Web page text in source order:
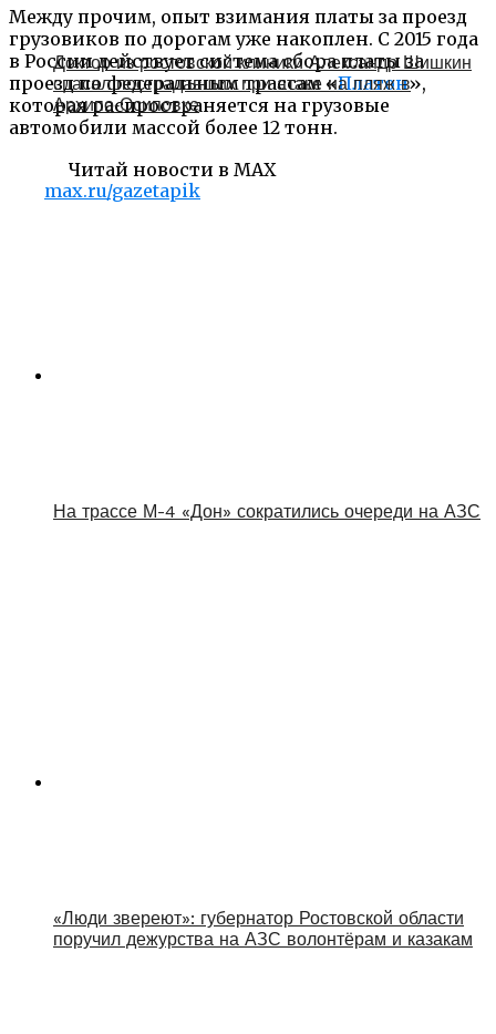
Между прочим, опыт взимания платы за проезд
грузовиков по дорогам уже накоплен. С 2015 года
в России действует система сбора платы за
проезд по федеральным трассам «Платон»,
которая распространяется на грузовые
автомобили массой более 12 тонн.
Читай новости в MAX
max.ru/gazetapik
Доктор из ростовской клиники Александр Шишкин
спасал пострадавших при атаке на пляж в
Архипо‑Осиповке
На трассе М-4 «Дон» сократились очереди на АЗС
«Люди звереют»: губернатор Ростовской области
поручил дежурства на АЗС волонтёрам и казакам